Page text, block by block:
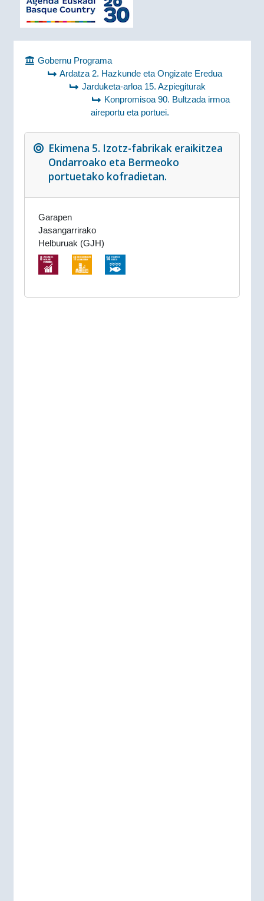
Gobernu Programa
Ardatza 2. Hazkunde eta Ongizate Eredua
Jarduketa-arloa 15. Azpiegiturak
Konpromisoa 90. Bultzada irmoa
aireportu eta portuei.
Ekimena 5. Izotz-fabrikak eraikitzea
Ondarroako eta Bermeoko
portuetako kofradietan.
Garapen
Jasangarrirako
Helburuak (GJH)